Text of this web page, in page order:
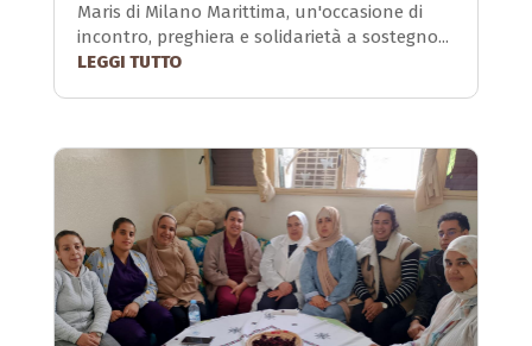
Maris di Milano Marittima, un'occasione di
incontro, preghiera e solidarietà a sostegno...
LEGGI TUTTO